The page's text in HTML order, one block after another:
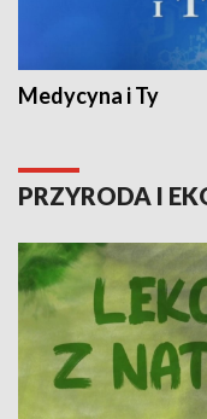
Medycyna i Ty
PRZYRODA I